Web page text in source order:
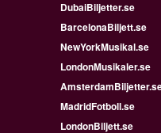
DubaiBiljetter.se
BarcelonaBiljett.se
NewYorkMusikal.se
LondonMusikaler.se
MadridFotboll.se
LondonBiljett.se